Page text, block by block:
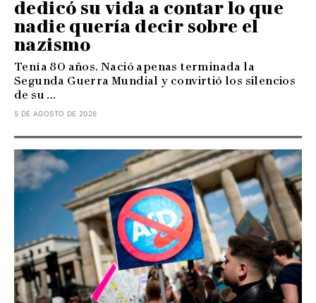
dedicó su vida a contar lo que
nadie quería decir sobre el
nazismo
Tenía 80 años. Nació apenas terminada la
Segunda Guerra Mundial y convirtió los silencios
de su ...
5 DE AGOSTO DE 2026